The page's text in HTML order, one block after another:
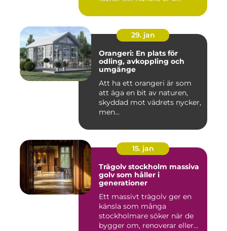
29. jan
Orangeri: En plats för
odling, avkoppling och
umgänge
Att ha ett orangeri är som
att äga en bit av naturen,
skyddad mot vädrets nycker,
men...
15. jan
Trägolv stockholm massiva
golv som håller i
generationer
Ett massivt trägolv ger en
känsla som många
stockholmare söker när de
bygger om, renoverar eller